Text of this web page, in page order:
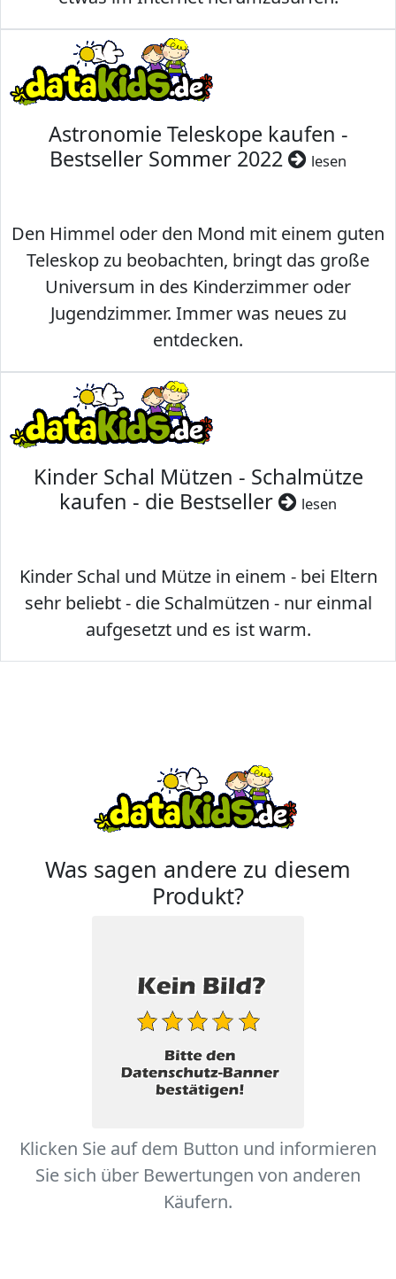
Astronomie Teleskope kaufen -
Bestseller Sommer 2022
lesen
Den Himmel oder den Mond mit einem guten
Teleskop zu beobachten, bringt das große
Universum in des Kinderzimmer oder
Jugendzimmer. Immer was neues zu
entdecken.
Kinder Schal Mützen - Schalmütze
kaufen - die Bestseller
lesen
Kinder Schal und Mütze in einem - bei Eltern
sehr beliebt - die Schalmützen - nur einmal
aufgesetzt und es ist warm.
Was sagen andere zu diesem
Produkt?
Klicken Sie auf dem Button und informieren
Sie sich über Bewertungen von anderen
Käufern.